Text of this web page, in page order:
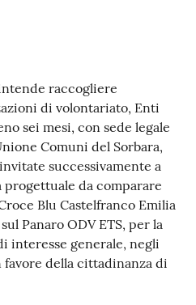
raccogliere
di volontariato, Enti
sei mesi, con sede legale
Comuni del Sorbara,
successivamente a
da comparare
Blu Castelfranco Emilia
Panaro ODV ETS, per la
interesse generale, negli
favore della cittadinanza di